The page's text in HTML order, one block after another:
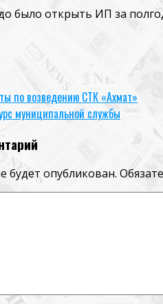
было открыть ИП за
по возведению СТК «Ахмат»
муниципальной службы
будет опубликован.